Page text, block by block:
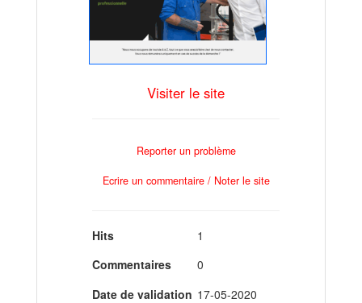
Visiter le site
Reporter un problème
Ecrire un commentaire / Noter le site
Hits
1
Commentaires
0
Date de validation 17-05-2020